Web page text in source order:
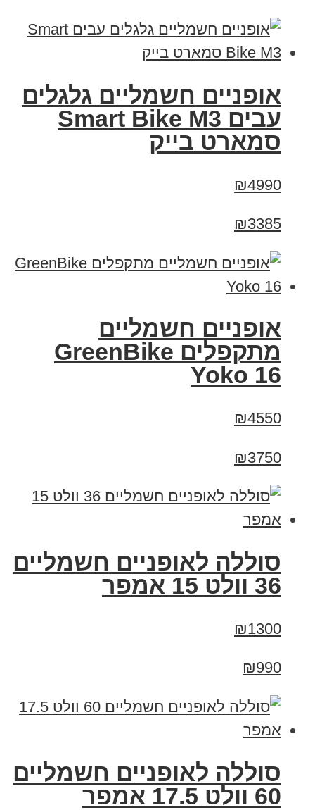
אופניים חשמליים גלגלים
עבים Smart Bike M3
סמארט בייק
₪4990
₪3385
‏אופניים חשמליים
‏מתקפלים GreenBike
Yoko 16
₪4550
₪3750
סוללה לאופניים חשמליים
36 וולט 15 אמפר
₪1300
₪990
סוללה לאופניים חשמליים
60 וולט 17.5 אמפר